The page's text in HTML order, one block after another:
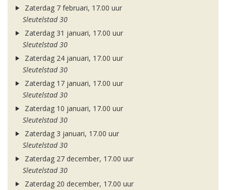
Zaterdag 7 februari, 17.00 uur
Sleutelstad 30
Zaterdag 31 januari, 17.00 uur
Sleutelstad 30
Zaterdag 24 januari, 17.00 uur
Sleutelstad 30
Zaterdag 17 januari, 17.00 uur
Sleutelstad 30
Zaterdag 10 januari, 17.00 uur
Sleutelstad 30
Zaterdag 3 januari, 17.00 uur
Sleutelstad 30
Zaterdag 27 december, 17.00 uur
Sleutelstad 30
Zaterdag 20 december, 17.00 uur